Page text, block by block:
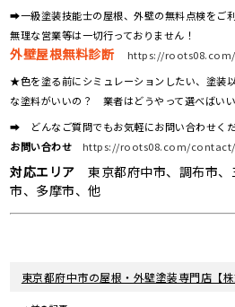
➡一級塗装技能士の屋根、外壁の無料点検をご
無理な営業等は一切行っておりません！
外壁屋根無料診断
https://
★色を塗る前にシミュレーションしたい、塗
な塗料がいいの？ 業者はどうやって選べばい
➡ どんなご質問でもお気軽にお問い合わせくだ
お問い合わせ
https://roots08.com/contact/
対応エリア 東京都府中市、調布市、
市、多摩市、他
東京都府中市の屋根・外壁塗装専門店【株